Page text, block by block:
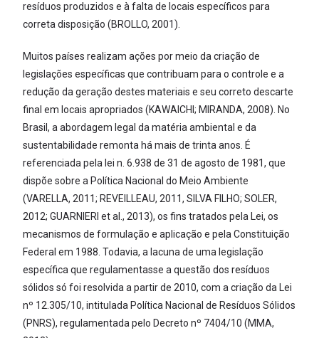
resíduos produzidos e à falta de locais específicos para
correta disposição (BROLLO, 2001).
Muitos países realizam ações por meio da criação de
legislações específicas que contribuam para o controle e a
redução da geração destes materiais e seu correto descarte
final em locais apropriados (KAWAICHI; MIRANDA, 2008). No
Brasil, a abordagem legal da matéria ambiental e da
sustentabilidade remonta há mais de trinta anos. É
referenciada pela lei n. 6.938 de 31 de agosto de 1981, que
dispõe sobre a Política Nacional do Meio Ambiente
(VARELLA, 2011; REVEILLEAU, 2011, SILVA FILHO; SOLER,
2012; GUARNIERI et al., 2013), os fins tratados pela Lei, os
mecanismos de formulação e aplicação e pela Constituição
Federal em 1988. Todavia, a lacuna de uma legislação
específica que regulamentasse a questão dos resíduos
sólidos só foi resolvida a partir de 2010, com a criação da Lei
nº 12.305/10, intitulada Política Nacional de Resíduos Sólidos
(PNRS), regulamentada pelo Decreto nº 7404/10 (MMA,